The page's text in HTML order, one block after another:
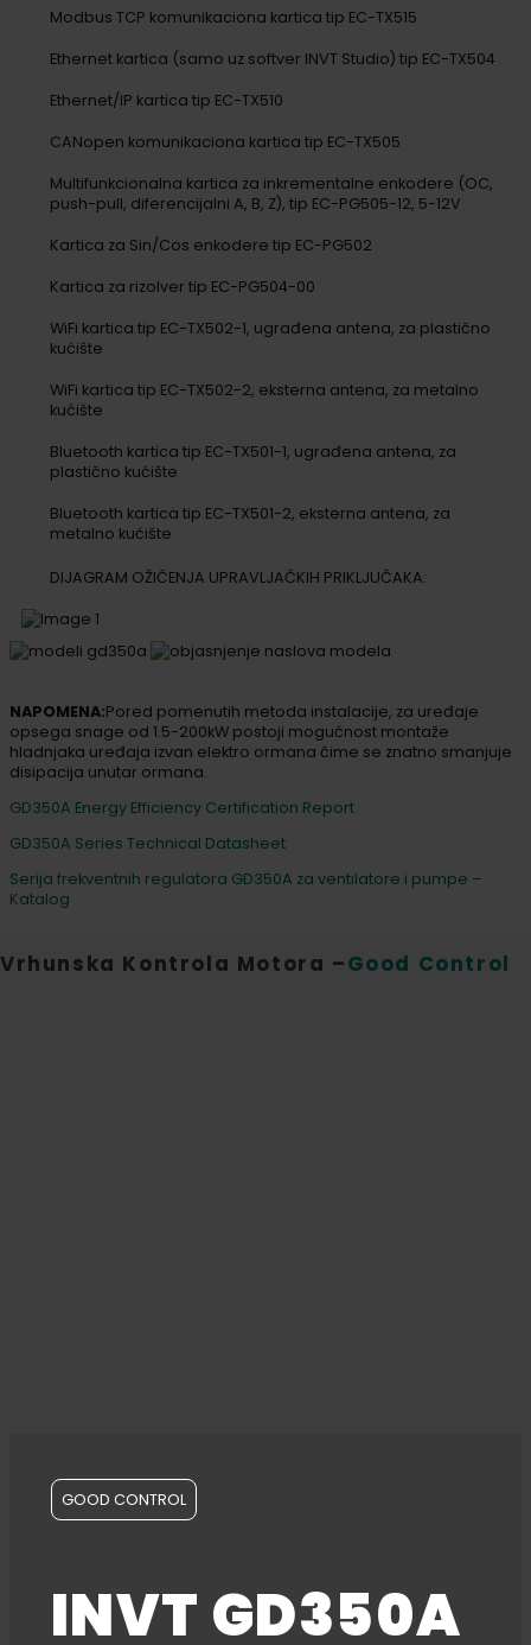
Modbus TCP komunikaciona kartica tip EC-TX515
Ethernet kartica (samo uz softver INVT Studio) tip EC-TX504
Ethernet/IP kartica tip EC-TX510
CANopen komunikaciona kartica tip EC-TX505
Multifunkcionalna kartica za inkrementalne enkodere (OC,
push-pull, diferencijalni A, B, Z), tip EC-PG505-12, 5-12V
Kartica za Sin/Cos enkodere tip EC-PG502
Kartica za rizolver tip EC-PG504-00
WiFi kartica tip EC-TX502-1, ugrađena antena, za plastično
kućište
WiFi kartica tip EC-TX502-2, eksterna antena, za metalno
kućište
Bluetooth kartica tip EC-TX501-1, ugrađena antena, za
plastično kućište
Bluetooth kartica tip EC-TX501-2, eksterna antena, za
metalno kućište
DIJAGRAM OŽIČENJA UPRAVLJAČKIH PRIKLJUČAKA:
NAPOMENA:Pored pomenutih metoda instalacije, za uređaje
opsega snage od 1.5-200kW postoji mogućnost montaže
hladnjaka uređaja izvan elektro ormana čime se znatno smanjuje
disipacija unutar ormana.
GD350A Energy Efficiency Certification Report
GD350A Series Technical Datasheet
Serija frekventnih regulatora GD350A za ventilatore i pumpe –
Katalog
Vrhunska Kontrola Motora –Good Control
GOOD CONTROL
INVT GD350A